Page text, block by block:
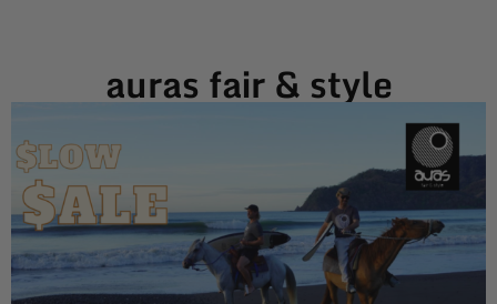
auras fair & style